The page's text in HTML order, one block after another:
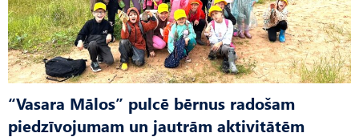
“Vasara Mālos” pulcē bērnus radošam
piedzīvojumam un jautrām aktivitātēm